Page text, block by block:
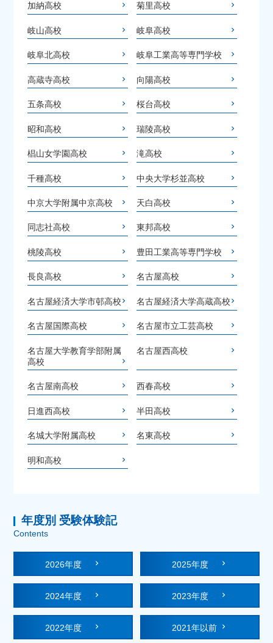
加納高校 菊里高校
岐山高校 岐阜高校
岐阜北高校 岐阜工業高等専門学校
高蔵寺高校 向陽高校
五条高校 桜台高校
昭和高校 瑞陵高校
椙山女学園高校 滝高校
千種高校 中央大学杉並高校
中京大学附属中京高校 天白高校
同志社高校 東邦高校
桃陵高校 豊田工業高等専門学校
長良高校 名古屋高校
名古屋経済大学市邨高校 名古屋経済大学高蔵高校
名古屋国際高校 名古屋市立工芸高校
名古屋大学教育学部附属
高校
名古屋西高校
名古屋南高校 西春高校
日進西高校 半田高校
名城大学附属高校 名東高校
明和高校
年度別 受験体験記
Contents
2026年度 2025年度
2024年度 2023年度
2022年度 2021年以前